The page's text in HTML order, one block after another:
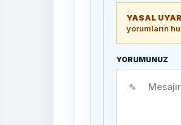
YASAL
yorumların
YORUMUNUZ
✎